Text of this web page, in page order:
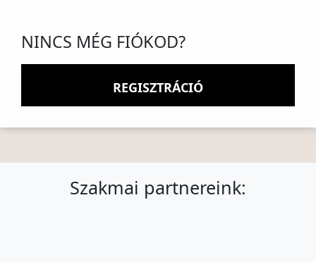
NINCS MÉG FIÓKOD?
REGISZTRÁCIÓ
Szakmai partnereink: